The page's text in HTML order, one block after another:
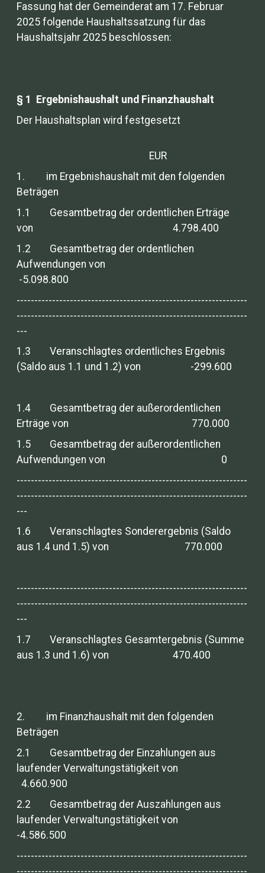
Fassung hat der Gemeinderat am 17. Februar
2025 folgende Haushaltssatzung für das
Haushaltsjahr 2025 beschlossen:
§ 1 Ergebnishaushalt und Finanzhaushalt
Der Haushaltsplan wird festgesetzt
EUR
1. im Ergebnishaushalt mit den folgenden
Beträgen
1.1 Gesamtbetrag der ordentlichen Erträge
von 4.798.400
1.2 Gesamtbetrag der ordentlichen
Aufwendungen von
-5.098.800
-----------------------------------------------------------------
-----------------------------------------------------------------
---
1.3 Veranschlagtes ordentliches Ergebnis
(Saldo aus 1.1 und 1.2) von -299.600
1.4 Gesamtbetrag der außerordentlichen
Erträge von 770.000
1.5 Gesamtbetrag der außerordentlichen
Aufwendungen von 0
-----------------------------------------------------------------
-----------------------------------------------------------------
---
1.6 Veranschlagtes Sonderergebnis (Saldo
aus 1.4 und 1.5) von 770.000
-----------------------------------------------------------------
-----------------------------------------------------------------
---
1.7 Veranschlagtes Gesamtergebnis (Summe
aus 1.3 und 1.6) von 470.400
2. im Finanzhaushalt mit den folgenden
Beträgen
2.1 Gesamtbetrag der Einzahlungen aus
laufender Verwaltungstätigkeit von
4.660.900
2.2 Gesamtbetrag der Auszahlungen aus
laufender Verwaltungstätigkeit von
-4.586.500
-----------------------------------------------------------------